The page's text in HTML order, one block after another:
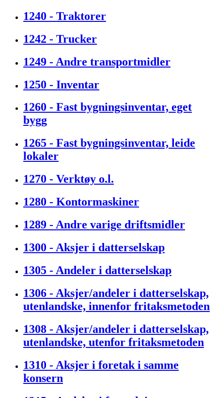
1240 - Traktorer
1242 - Trucker
1249 - Andre transportmidler
1250 - Inventar
1260 - Fast bygningsinventar, eget
bygg
1265 - Fast bygningsinventar, leide
lokaler
1270 - Verktøy o.l.
1280 - Kontormaskiner
1289 - Andre varige driftsmidler
1300 - Aksjer i datterselskap
1305 - Andeler i datterselskap
1306 - Aksjer/andeler i datterselskap,
utenlandske, innenfor fritaksmetoden
1308 - Aksjer/andeler i datterselskap,
utenlandske, utenfor fritaksmetoden
1310 - Aksjer i foretak i samme
konsern